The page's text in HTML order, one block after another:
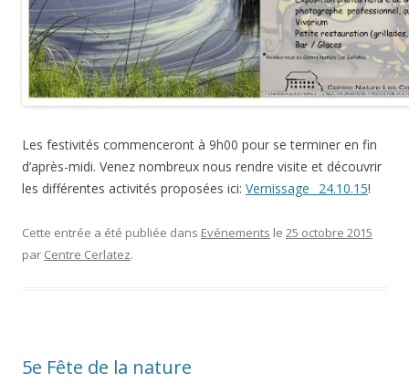
Les festivités commenceront à 9h00 pour se terminer en fin
d’après-midi. Venez nombreux nous rendre visite et découvrir
les différentes activités proposées ici: Vernissage_ 24.10.15!
Cette entrée a été publiée dans Evénements le 25 octobre 2015
par Centre Cerlatez.
5e Fête de la nature